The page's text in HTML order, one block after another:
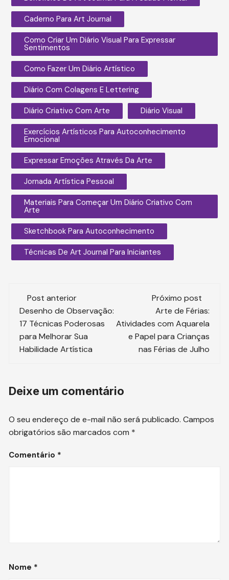
Caderno Para Art Journal
Como Criar Um Diário Visual Para Expressar
Sentimentos
Como Fazer Um Diário Artístico
Diário Com Colagens E Lettering
Diário Criativo Com Arte Diário Visual
Exercícios Artísticos Para Autoconhecimento
Emocional
Expressar Emoções Através Da Arte
Jornada Artística Pessoal
Materiais Para Começar Um Diário Criativo Com
Arte
Sketchbook Para Autoconhecimento
Técnicas De Art Journal Para Iniciantes
Navegação
de
post
Post anterior
Desenho de Observação:
17 Técnicas Poderosas
para Melhorar Sua
Habilidade Artística
Próximo post
Arte de Férias:
Atividades com Aquarela
e Papel para Crianças
nas Férias de Julho
Deixe um comentário
O seu endereço de e-mail não será publicado. Campos
obrigatórios são marcados com *
Comentário *
Nome *